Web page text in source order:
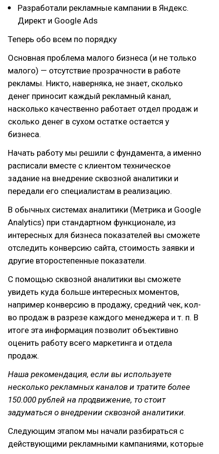
Разработали рекламные кампании в Яндекс.
Директ и Google Ads
Теперь обо всем по порядку
Основная проблема малого бизнеса (и не только
малого) — отсутствие прозрачности в работе
рекламы. Никто, наверняка, не знает, сколько
денег приносит каждый рекламный канал,
насколько качественно работает отдел продаж и
сколько денег в сухом остатке остается у
бизнеса.
Начать работу мы решили с фундамента, а именно
расписали вместе с клиентом техническое
задание на внедрение сквозной аналитики и
передали его специалистам в реализацию.
В обычных системах аналитики (Метрика и Google
Analytics) при стандартном функционале, из
интересных для бизнеса показателей вы сможете
отследить конверсию сайта, стоимость заявки и
другие второстепенные показатели.
С помощью сквозной аналитики вы сможете
увидеть куда больше интересных моментов,
например конверсию в продажу, средний чек, кол-
во продаж в разрезе каждого менеджера и т. п. В
итоге эта информация позволит объективно
оценить работу всего маркетинга и отдела
продаж.
Наша рекомендация, если вы используете
несколько рекламных каналов и тратите более
150.000 рублей на продвижение, то стоит
задуматься о внедрении сквозной аналитики.
Следующим этапом мы начали разбираться с
действующими рекламными кампаниями, которые